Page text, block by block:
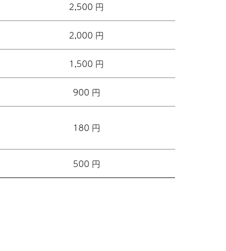
2,500 円
2,000 円
1,500 円
900 円
180 円
500 円